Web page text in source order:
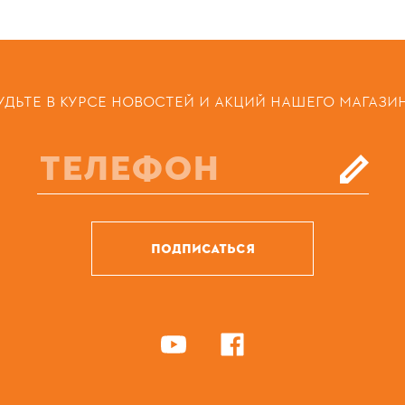
В КУРСЕ НОВОСТЕЙ И АКЦИЙ НАШЕГО
ПОДПИСАТЬСЯ